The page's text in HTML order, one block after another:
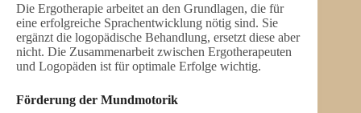
Die Ergotherapie arbeitet an den Grundlagen, die für
eine erfolgreiche Sprachentwicklung nötig sind. Sie
ergänzt die logopädische Behandlung, ersetzt diese aber
nicht. Die Zusammenarbeit zwischen Ergotherapeuten
und Logopäden ist für optimale Erfolge wichtig.
Förderung der Mundmotorik